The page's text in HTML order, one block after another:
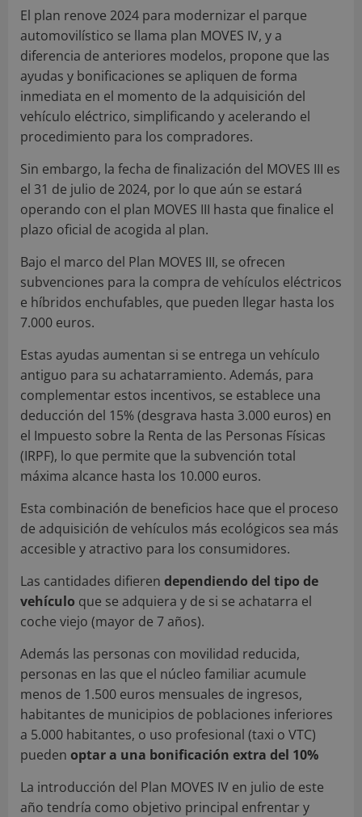
El plan renove 2024 para modernizar el parque
automovilístico se llama plan MOVES IV, y a
diferencia de anteriores modelos, propone que las
ayudas y bonificaciones se apliquen de forma
inmediata en el momento de la adquisición del
vehículo eléctrico, simplificando y acelerando el
procedimiento para los compradores.
Sin embargo, la fecha de finalización del MOVES III es
el 31 de julio de 2024, por lo que aún se estará
operando con el plan MOVES III hasta que finalice el
plazo oficial de acogida al plan.
Bajo el marco del Plan MOVES III, se ofrecen
subvenciones para la compra de vehículos eléctricos
e híbridos enchufables, que pueden llegar hasta los
7.000 euros.
Estas ayudas aumentan si se entrega un vehículo
antiguo para su achatarramiento. Además, para
complementar estos incentivos, se establece una
deducción del 15% (desgrava hasta 3.000 euros) en
el Impuesto sobre la Renta de las Personas Físicas
(IRPF), lo que permite que la subvención total
máxima alcance hasta los 10.000 euros.
Esta combinación de beneficios hace que el proceso
de adquisición de vehículos más ecológicos sea más
accesible y atractivo para los consumidores.
Las cantidades difieren dependiendo del tipo de
vehículo que se adquiera y de si se achatarra el
coche viejo (mayor de 7 años).
Además las personas con movilidad reducida,
personas en las que el núcleo familiar acumule
menos de 1.500 euros mensuales de ingresos,
habitantes de municipios de poblaciones inferiores
a 5.000 habitantes, o uso profesional (taxi o VTC)
pueden optar a una bonificación extra del 10%
La introducción del Plan MOVES IV en julio de este
año tendría como objetivo principal enfrentar y